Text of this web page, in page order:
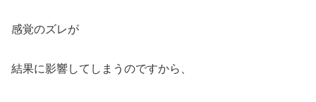
感覚のズレが
結果に影響してしまうのですから、